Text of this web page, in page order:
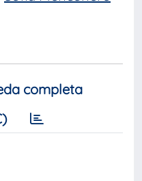
completa